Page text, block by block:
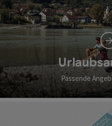
Passende